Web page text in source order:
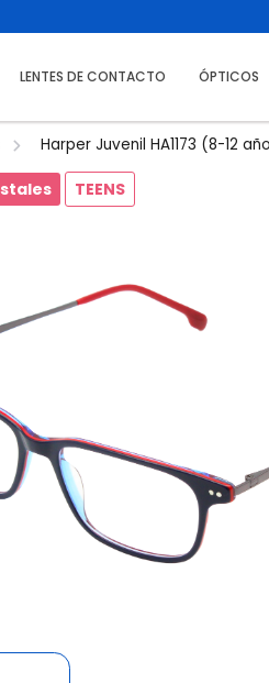
LENTES DE CONTACTO ÓPTICOS
Harper Juvenil HA1173 (8-12
TEENS